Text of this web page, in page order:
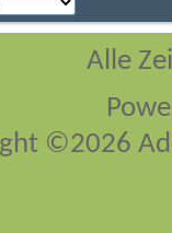
Alle
©2026